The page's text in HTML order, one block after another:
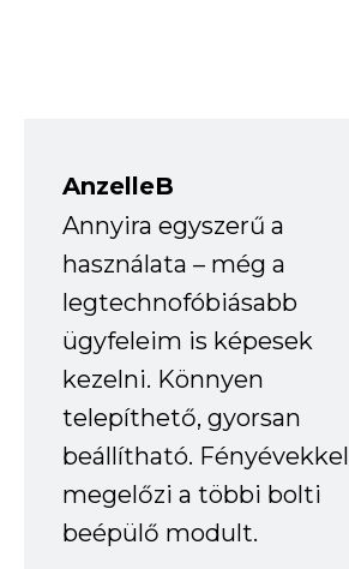
AnzelleB
Annyira egyszerű a
használata – még a
legtechnofóbiásabb
ügyfeleim is képesek
kezelni. Könnyen
telepíthető, gyorsan
beállítható. Fényévekkel
megelőzi a többi bolti
beépülő modult.